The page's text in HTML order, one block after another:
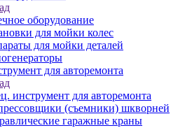
оборудование
для мойки колес
для мойки деталей
для авторемонта
инструмент для авторемонта
(съемники) шкворней
гаражные краны